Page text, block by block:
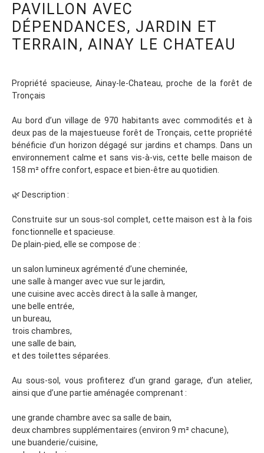
PAVILLON AVEC
DÉPENDANCES, JARDIN ET
TERRAIN, AINAY LE CHATEAU
Propriété spacieuse, Ainay-le-Chateau, proche de la forêt de
Tronçais
Au bord d’un village de 970 habitants avec commodités et à
deux pas de la majestueuse forêt de Tronçais, cette propriété
bénéficie d’un horizon dégagé sur jardins et champs. Dans un
environnement calme et sans vis-à-vis, cette belle maison de
158 m² offre confort, espace et bien-être au quotidien.
🌿 Description :
Construite sur un sous-sol complet, cette maison est à la fois
fonctionnelle et spacieuse.
De plain-pied, elle se compose de :
un salon lumineux agrémenté d’une cheminée,
une salle à manger avec vue sur le jardin,
une cuisine avec accès direct à la salle à manger,
une belle entrée,
un bureau,
trois chambres,
une salle de bain,
et des toilettes séparées.
Au sous-sol, vous profiterez d’un grand garage, d’un atelier,
ainsi que d’une partie aménagée comprenant :
une grande chambre avec sa salle de bain,
deux chambres supplémentaires (environ 9 m² chacune),
une buanderie/cuisine,